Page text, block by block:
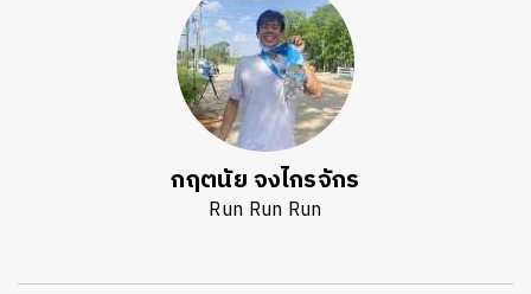
กฤตนัย จงไกรจักร
Run Run Run